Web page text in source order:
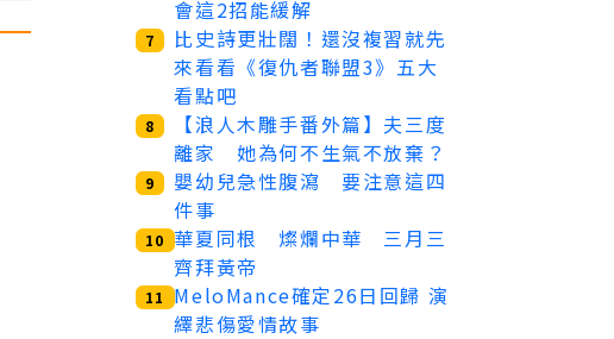
會這2招能緩解
7
比史詩更壯闊！還沒複習就先
來看看《復仇者聯盟3》五大
看點吧
8
【浪人木雕手番外篇】夫三度
離家 她為何不生氣不放棄？
9
嬰幼兒急性腹瀉 要注意這四
件事
10 華夏同根 燦爛中華 三月三
齊拜黃帝
11
MeloMance確定26日回歸 演
繹悲傷愛情故事